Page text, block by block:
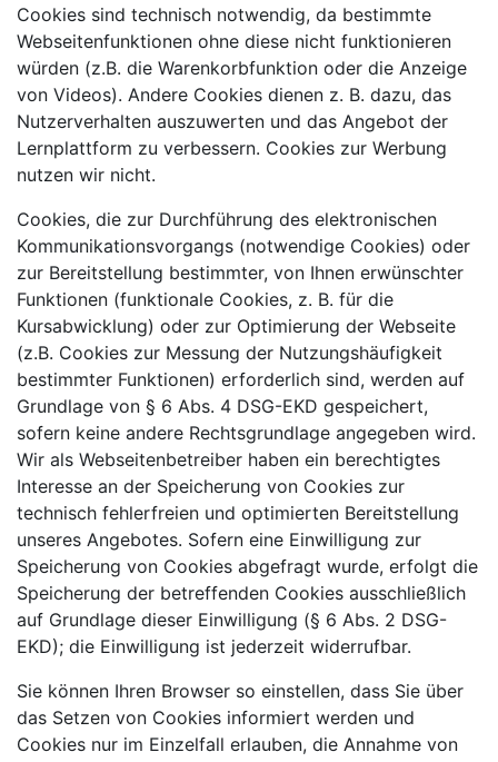
Cookies sind technisch notwendig, da bestimmte
Webseitenfunktionen ohne diese nicht funktionieren
würden (z.B. die Warenkorbfunktion oder die Anzeige
von Videos). Andere Cookies dienen z. B. dazu, das
Nutzerverhalten auszuwerten und das Angebot der
Lernplattform zu verbessern. Cookies zur Werbung
nutzen wir nicht.
Cookies, die zur Durchführung des elektronischen
Kommunikationsvorgangs (notwendige Cookies) oder
zur Bereitstellung bestimmter, von Ihnen erwünschter
Funktionen (funktionale Cookies, z. B. für die
Kursabwicklung) oder zur Optimierung der Webseite
(z.B. Cookies zur Messung der Nutzungshäufigkeit
bestimmter Funktionen) erforderlich sind, werden auf
Grundlage von § 6 Abs. 4 DSG-EKD gespeichert,
sofern keine andere Rechtsgrundlage angegeben wird.
Wir als Webseitenbetreiber haben ein berechtigtes
Interesse an der Speicherung von Cookies zur
technisch fehlerfreien und optimierten Bereitstellung
unseres Angebotes. Sofern eine Einwilligung zur
Speicherung von Cookies abgefragt wurde, erfolgt die
Speicherung der betreffenden Cookies ausschließlich
auf Grundlage dieser Einwilligung (§ 6 Abs. 2 DSG-
EKD); die Einwilligung ist jederzeit widerrufbar.
Sie können Ihren Browser so einstellen, dass Sie über
das Setzen von Cookies informiert werden und
Cookies nur im Einzelfall erlauben, die Annahme von